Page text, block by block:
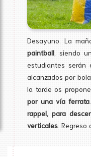
Desayuno. La
paintball , siendo
estudiantes serán
alcanzados por
la tarde os
por una vía ferrata
rappel, para
verticales .